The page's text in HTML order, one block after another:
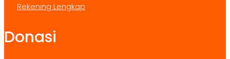
Rekening Lengkap
Donasi